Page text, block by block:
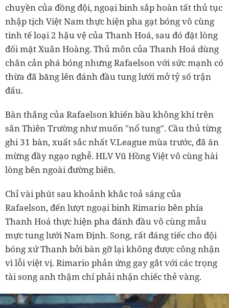
chuyền của đồng đội, ngoại binh sắp hoàn tất thủ tục
nhập tịch Việt Nam thực hiện pha gạt bóng vô cùng
tinh tế loại 2 hậu vệ của Thanh Hoá, sau đó đặt lòng
đối mặt Xuân Hoàng. Thủ môn của Thanh Hoá dùng
chân cản phá bóng nhưng Rafaelson với sức mạnh có
thừa đã băng lên đánh đầu tung lưới mở tỷ số trận
đấu.
Bàn thắng của Rafaelson khiến bầu không khí trên
sân Thiên Trường như muốn "nổ tung". Cầu thủ từng
ghi 31 bàn, xuất sắc nhất V.League mùa trước, đã ăn
mừng đầy ngạo nghễ. HLV Vũ Hồng Việt vô cùng hài
lòng bên ngoài đường biên.
Chỉ vài phút sau khoảnh khắc toả sáng của
Rafaelson, đến lượt ngoại binh Rimario bên phía
Thanh Hoá thực hiện pha đánh đầu vô cùng mẫu
mực tung lưới Nam Định. Song, rất đáng tiếc cho đội
bóng xứ Thanh bởi bàn gỡ lại không được công nhận
vì lỗi việt vị. Rimario phản ứng gay gắt với các trọng
tài song anh thậm chí phải nhận chiếc thẻ vàng.